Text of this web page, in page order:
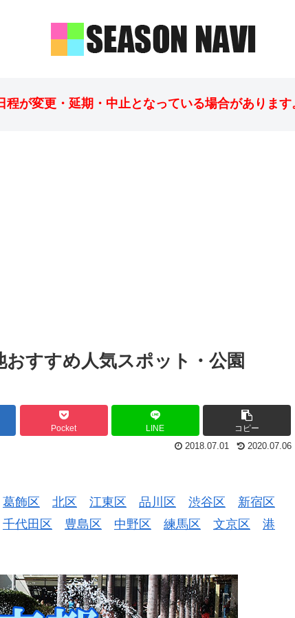
が変更・延期・中止となっている場合がありま
すすめ人気スポット・公園
Pocket LINE
コピー
2020.07.06
2018.07.01
葛飾区 北区 江東区 品川区 渋谷区
新宿区
千代田区
豊島区 中野区 練馬区 文京区 港